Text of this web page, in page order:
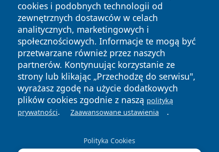
cookies i podobnych technologii od
zewnętrznych dostawców w celach
analitycznych, marketingowych i
społecznościowych. Informacje te mogą być
przetwarzane również przez naszych
partnerów. Kontynuując korzystanie ze
strony lub klikając „Przechodzę do serwisu",
wyrażasz zgodę na użycie dodatkowych
plików cookies zgodnie z naszą polityką
prywatności. Zaawansowane ustawienia .
Polityka Cookies
Copyright © 2026 ostrolecki24.pl Wszystkie prawa
zastrzeżone.
News Autorzy
Polityka
Prywatności
Polityka
Cookies